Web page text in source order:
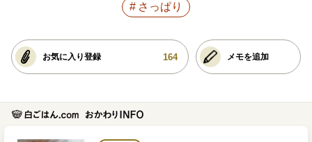
さっぱり
お気に入り登録 164 メモを追加